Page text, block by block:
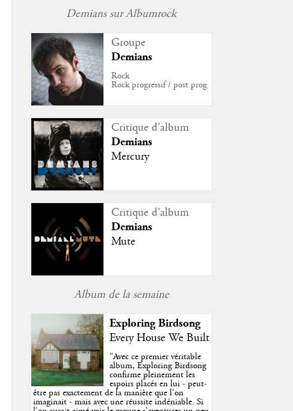
Demians sur Albumrock
Groupe
Demians
Rock
Rock progressif / post prog
Critique d'album
Demians
Mercury
Critique d'album
Demians
Mute
Album de la semaine
Exploring Birdsong
Every House We Built
"Avec ce premier véritable
album, Exploring Birdsong
confirme pleinement les
espoirs placés en lui - peut-
être pas exactement de la manière que l'on
imaginait - mais avec une réussite indéniable. Si